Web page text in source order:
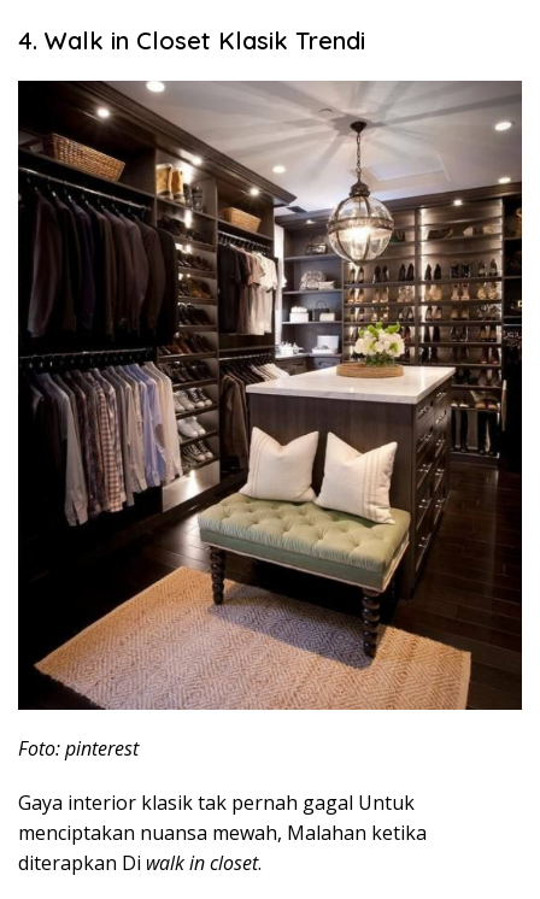
4. Walk in Closet Klasik Trendi
Foto: pinterest
Gaya interior klasik tak pernah gagal Untuk
menciptakan nuansa mewah, Malahan ketika
diterapkan Di walk in closet.